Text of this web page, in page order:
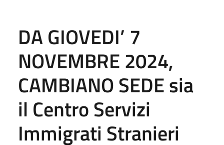
DA GIOVEDI’ 7
NOVEMBRE 2024,
CAMBIANO SEDE sia
il Centro Servizi
Immigrati Stranieri